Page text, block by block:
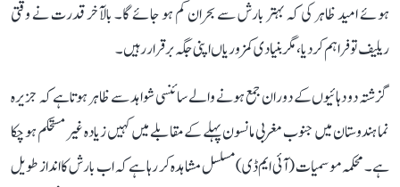
ہوئے امید ظاہر کی کہ بہتر بارش سے بحران کم ہو جائے گا۔ بالآخر قدرت نے وقتی
ریلیف تو فراہم کر دیا، مگر بنیادی کمزوریاں اپنی جگہ برقرار رہیں۔
گزشتہ دو دہائیوں کے دوران جمع ہونے والے سائنسی شواہد سے ظاہر ہوتا ہے کہ جزیرہ
نما ہندوستان میں جنوب مغربی مانسون پہلے کے مقابلے میں کہیں زیادہ غیر مستحکم ہو چکا
ہے۔ محکمہ موسمیات (آئی ایم ڈی) مسلسل مشاہدہ کر رہا ہے کہ اب بارش کا انداز طویل